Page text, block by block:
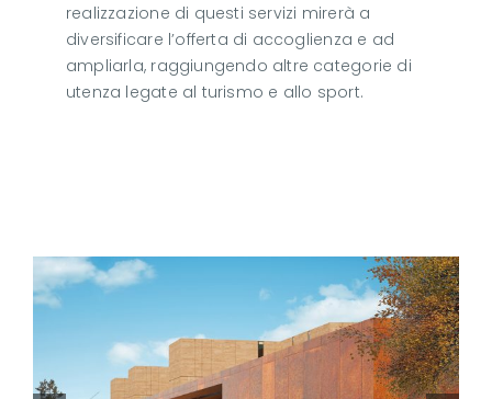
realizzazione di questi servizi mirerà a
diversificare l’offerta di accoglienza e ad
ampliarla, raggiungendo altre categorie di
utenza legate al turismo e allo sport.